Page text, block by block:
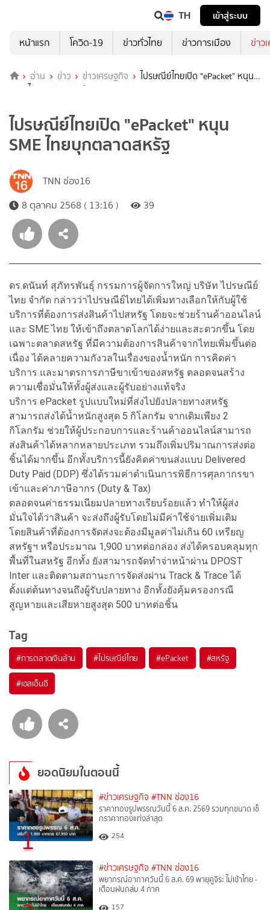
TH
เข้าสู่ระบบ
หน้าแรก
โควิด-19 ข่าวทั่วไทย ข่าวการเมือง ข่าว
อ่าน ข่าว ข่าวเศรษฐกิจ
ไปรษณีย์ไทยเปิด "ePacket" หนุน
SME ไทยบุกตลาดสหรัฐ
ไปรษณีย์ไทยเปิด "ePacket" หนุน
SME ไทยบุกตลาดสหรัฐ
TNN ช่อง16
8 ตุลาคม 2568 ( 13:16 )
39
ดร.ดนันท์ สุภัทรพันธุ์ กรรมการผู้จัดการใหญ่ บริษัท ไปรษณีย์
ไทย จำกัด กล่าวว่าไปรษณีย์ไทยได้เพิ่มทางเลือกให้กับผู้ใช้
บริการที่ต้องการส่งสินค้าไปสหรัฐ โดยจะช่วยร้านค้าออนไลน์
และ SME ไทย ให้เข้าถึงตลาดโลกได้ง่ายและสะดวกขึ้น โดย
เฉพาะตลาดสหรัฐ ที่มีความต้องการสินค้าจากไทยเพิ่มขึ้นต่อ
เนื่อง ได้คลายความกังวลในเรื่องของน้ำหนัก การคิดค่า
บริการ และมาตรการภาษีขาเข้าของสหรัฐ ตลอดจนสร้าง
ความเชื่อมั่นให้ทั้งผู้ส่งและผู้รับอย่างแท้จริง
บริการ ePacket รูปแบบใหม่ที่ส่งไปยังปลายทางสหรัฐ
สามารถส่งได้น้ำหนักสูงสุด 5 กิโลกรัม จากเดิมเพียง 2
กิโลกรัม ช่วยให้ผู้ประกอบการและร้านค้าออนไลน์สามารถ
ส่งสินค้าได้หลากหลายประเภท รวมถึงเพิ่มปริมาณการส่งต่อ
ชิ้นได้มากขึ้น อีกทั้งบริการนี้ยังคิดค่าขนส่งแบบ Delivered
Duty Paid (DDP) ซึ่งได้รวมค่าดำเนินการพิธีการศุลกากรขา
เข้าและค่าภาษีอากร (Duty & Tax)
ตลอดจนค่าธรรมเนียมปลายทางเรียบร้อยแล้ว ทำให้ผู้ส่ง
มั่นใจได้ว่าสินค้า จะส่งถึงผู้รับโดยไม่มีค่าใช้จ่ายเพิ่มเติม
โดยสินค้าที่ต้องการจัดส่งจะต้องมีมูลค่าไม่เกิน 60 เหรียญ
สหรัฐฯ หรือประมาณ 1,900 บาทต่อกล่อง ส่งได้ครอบคลุมทุก
พื้นที่ในสหรัฐ อีกทั้ง ยังสามารถจัดทำจ่าหน้าผ่าน DPOST
Inter และติดตามสถานะการจัดส่งผ่าน Track & Trace ได้
ตั้งแต่ต้นทางจนถึงผู้รับปลายทาง อีกทั้งยังคุ้มครองกรณี
สูญหายและเสียหายสูงสุด 500 บาทต่อชิ้น
Tag
#การตลาดเงินล้าน #ไปรษณีย์ไทย #ePacket #สหรัฐ
#เอสเอ็มอี
ยอดนิยมในตอนนี้
1
#ข่าวเศรษฐกิจ #TNN ช่อง16
ราคาทองรูปพรรณวันนี้ 6 ส.ค. 2569 รวมทุกขนาด เช็
กราคาทองแท่งล่าสุด
254
#ข่าวเศรษฐกิจ #TNN ช่อง16
พยากรณ์อากาศวันนี้ 6 ส.ค. 69 พายุคูจิระ ไม่เข้าไทย -
เตือนฝนถล่ม 4 ภาค
157